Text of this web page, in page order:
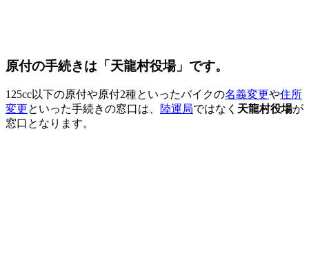
原付の手続きは「天龍村役場」です。
125cc以下の原付や原付2種といったバイクの名義変更や住所
変更といった手続きの窓口は、 陸運局ではなく 天龍村役場が
窓口となります。